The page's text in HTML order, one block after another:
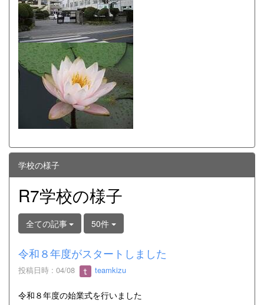
学校の様子
R7学校の様子
全ての記事 50件
令和８年度がスタートしました
投稿日時 : 04/08 teamkizu
令和８年度の始業式を行いました